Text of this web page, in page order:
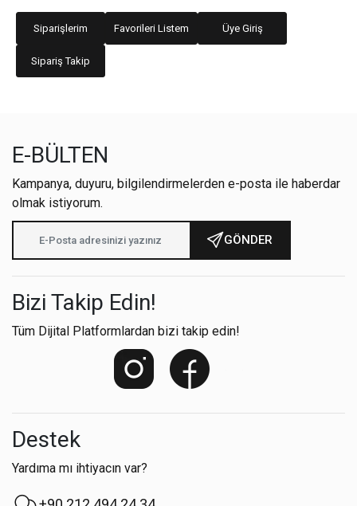
Siparişlerim Favorileri Listem Üye Giriş
Sipariş Takip
E-BÜLTEN
Kampanya, duyuru, bilgilendirmelerden e-posta ile haberdar
olmak istiyorum.
GÖNDER
Bizi Takip Edin!
Tüm Dijital Platformlardan bizi takip edin!
Destek
Yardıma mı ihtiyacın var?